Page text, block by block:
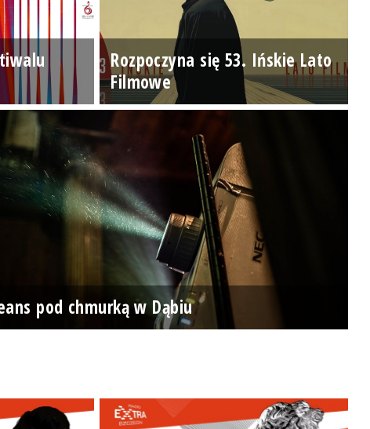
Rozpoczyna się 53. Ińskie Lato
Filmowe
pod chmurką w Dąbiu